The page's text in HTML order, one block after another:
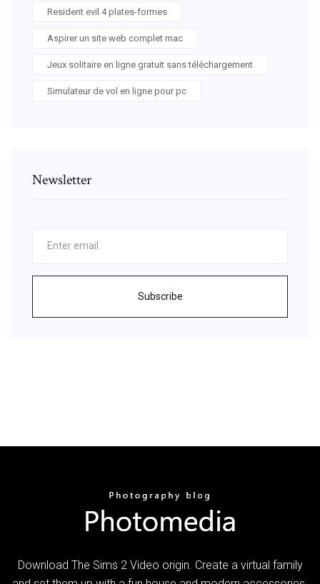
Resident evil 4 plates-formes
Aspirer un site web complet mac
Jeux solitaire en ligne gratuit sans téléchargement
Simulateur de vol en ligne pour pc
Newsletter
Subscribe
Download The Sims 2 Video origin. Create a virtual family